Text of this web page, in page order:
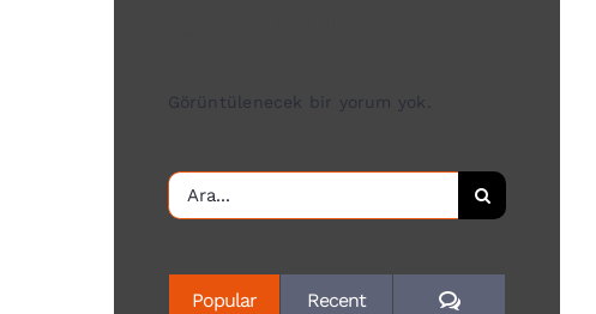
Görüntülenecek bir yorum yok.
Ara:
Popular Recent Yorum